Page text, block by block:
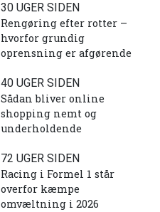
30 UGER SIDEN
Rengøring efter rotter –
hvorfor grundig
oprensning er afgørende
40 UGER SIDEN
Sådan bliver online
shopping nemt og
underholdende
72 UGER SIDEN
Racing i Formel 1 står
overfor kæmpe
omvæltning i 2026